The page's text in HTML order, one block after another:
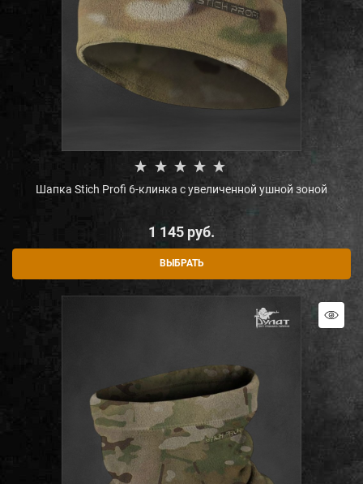
Шапка Stich Profi 6-клинка с увеличенной ушной зоной
1 145 руб.
ВЫБРАТЬ